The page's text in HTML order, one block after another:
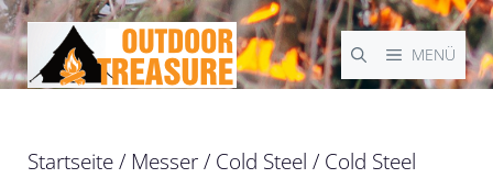
Zum
Inhalt
springen
MENÜ
Startseite/ Messer/ Cold Steel / Cold Steel